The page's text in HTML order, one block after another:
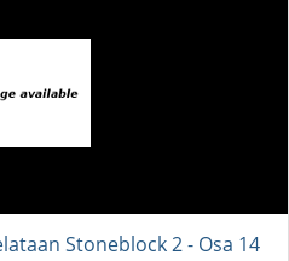
Stoneblock 2 - Osa 14